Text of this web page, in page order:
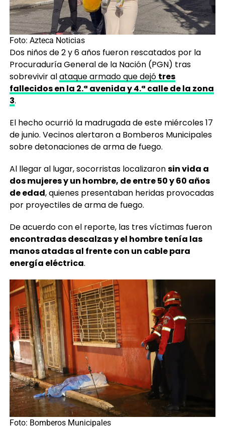
Foto: Azteca Noticias
Dos niños de 2 y 6 años fueron rescatados por la
Procuraduría General de la Nación (PGN) tras
sobrevivir alataque armado que dejó tres
fallecidos en la 2.ª avenida y 4.ª calle de la zona
3.
El hecho ocurrió la madrugada de este miércoles 17
de junio. Vecinos alertaron a Bomberos Municipales
sobre detonaciones de arma de fuego.
Al llegar al lugar, socorristas localizaronsin vida a
dos mujeres y un hombre, de entre 50 y 60 años
de edad, quienes presentaban heridas provocadas
por proyectiles de arma de fuego.
De acuerdo con el reporte, las tres víctimas fueron
encontradas descalzas y el hombre tenía las
manos atadas al frente con un cable para
energía eléctrica.
Foto: Bomberos Municipales